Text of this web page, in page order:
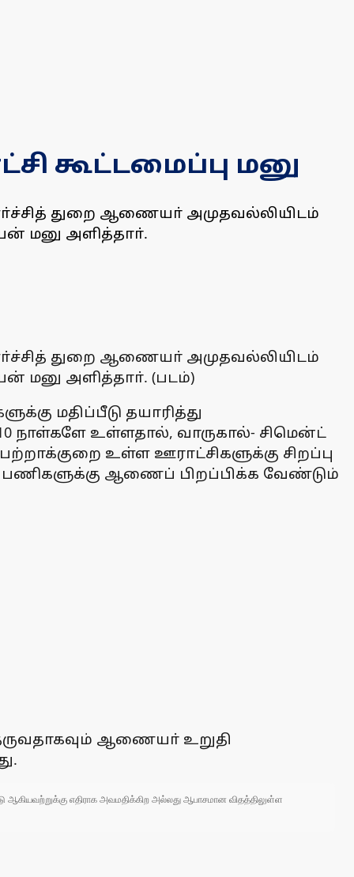
கூட்டமைப்பு மனு
துறை ஆணையா் அமுதவல்லியிடம்
மனு அளித்தாா்.
துறை ஆணையா் அமுதவல்லியிடம்
மனு அளித்தாா். (படம்)
மதிப்பீடு தயாரித்து
நாள்களே உள்ளதால், வாருகால்- சிமென்ட்
உள்ள ஊராட்சிகளுக்கு சிறப்பு
பணிகளுக்கு ஆணைப் பிறப்பிக்க வேண்டும்
ஆணையா் உறுதி
ஆகியவற்றுக்கு எதிராக அவமதிக்கிற அல்லது ஆபாசமான விதத்திலுள்ள